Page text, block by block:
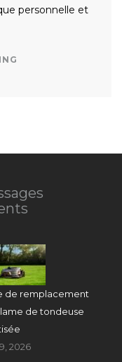
personnelle et
de remplacement
de tondeuse
2026